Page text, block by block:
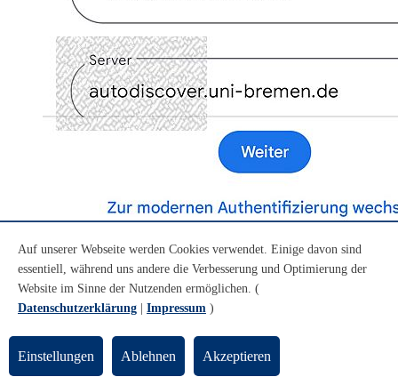
“autodiscover.uni-bremen.de” in
Auf unserer Webseite werden Cookies verwendet. Einige davon sind
essentiell, während uns andere die Verbesserung und Optimierung der
Website im Sinne der Nutzenden ermöglichen. (
Datenschutzerklärung
Impressum )
Einstellungen Ablehnen Akzeptieren